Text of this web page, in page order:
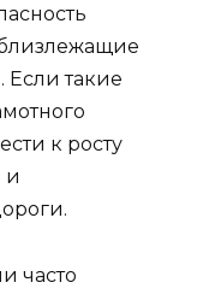
такие
к росту
и
часто